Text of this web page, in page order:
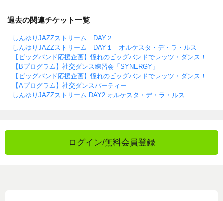
過去の関連チケット一覧
しんゆりJAZZストリーム DAY２
しんゆりJAZZストリーム DAY１ オルケスタ・デ・ラ・ルス
【ビッグバンド応援企画】憧れのビッグバンドでレッツ・ダンス！
【Bプログラム】社交ダンス練習会「SYNERGY」
【ビッグバンド応援企画】憧れのビッグバンドでレッツ・ダンス！
【Aプログラム】社交ダンスパーティー
しんゆりJAZZストリーム DAY2 オルケスタ・デ・ラ・ルス
ログイン/無料会員登録